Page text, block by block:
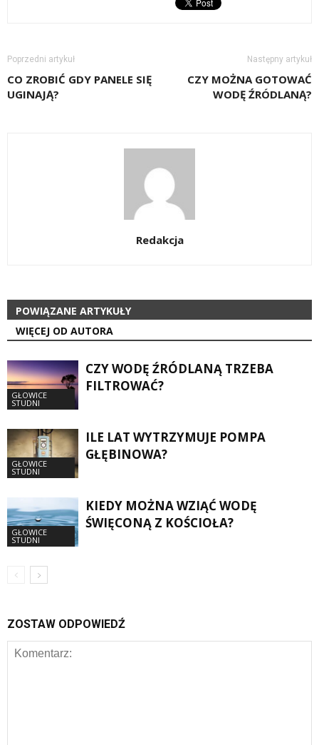
Poprzedni artykuł
CO ZROBIĆ GDY PANELE SIĘ
UGINAJĄ?
Następny artykuł
CZY MOŻNA GOTOWAĆ
WODĘ ŹRÓDLANĄ?
Redakcja
POWIĄZANE ARTYKUŁY
WIĘCEJ OD AUTORA
GŁOWICE
STUDNI
CZY WODĘ ŹRÓDLANĄ TRZEBA
FILTROWAĆ?
GŁOWICE
STUDNI
ILE LAT WYTRZYMUJE POMPA
GŁĘBINOWA?
GŁOWICE
STUDNI
KIEDY MOŻNA WZIĄĆ WODĘ
ŚWIĘCONĄ Z KOŚCIOŁA?
ZOSTAW ODPOWIEDŹ